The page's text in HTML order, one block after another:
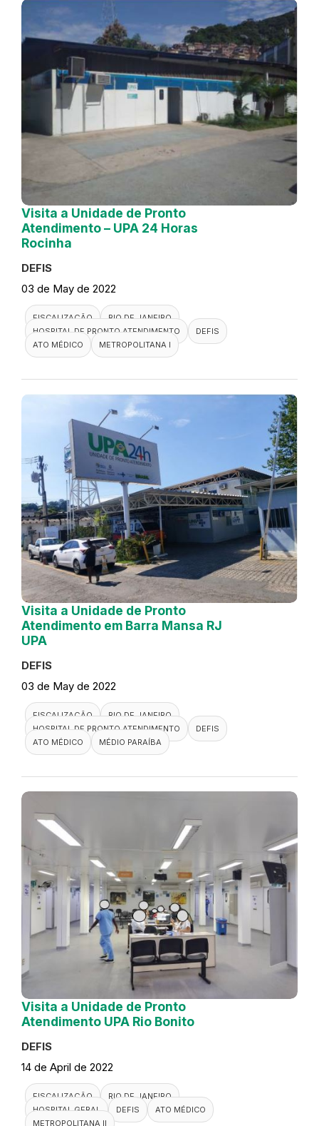
Visita a Unidade de Pronto
Atendimento – UPA 24 Horas
Rocinha
DEFIS
03 de May de 2022
FISCALIZAÇÃO
RIO DE JANEIRO
HOSPITAL DE PRONTO ATENDIMENTO
DEFIS
ATO MÉDICO
METROPOLITANA I
Visita a Unidade de Pronto
Atendimento em Barra Mansa RJ
UPA
DEFIS
03 de May de 2022
FISCALIZAÇÃO
RIO DE JANEIRO
HOSPITAL DE PRONTO ATENDIMENTO
DEFIS
ATO MÉDICO
MÉDIO PARAÍBA
Visita a Unidade de Pronto
Atendimento UPA Rio Bonito
DEFIS
14 de April de 2022
FISCALIZAÇÃO
RIO DE JANEIRO
HOSPITAL GERAL
DEFIS
ATO MÉDICO
METROPOLITANA II